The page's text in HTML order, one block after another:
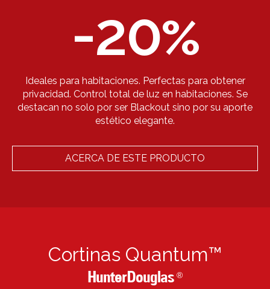
-20%
Ideales para habitaciones. Perfectas para obtener
privacidad. Control total de luz en habitaciones. Se
destacan no solo por ser Blackout sino por su aporte
estético elegante.
ACERCA DE ESTE PRODUCTO
Cortinas Quantum™
HunterDouglas ®